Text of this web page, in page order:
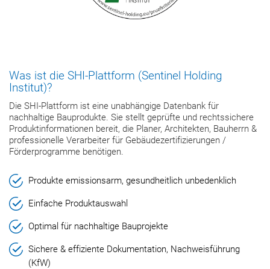
Was ist die SHI-Plattform (Sentinel Holding
Institut)?
Die SHI-Plattform ist eine unabhängige Datenbank für
nachhaltige Bauprodukte. Sie stellt geprüfte und rechtssichere
Produktinformationen bereit, die Planer, Architekten, Bauherrn &
professionelle Verarbeiter für Gebäudezertifizierungen /
Förderprogramme benötigen.
Produkte emissionsarm, gesundheitlich unbedenklich
Einfache Produktauswahl
Optimal für nachhaltige Bauprojekte
Sichere & effiziente Dokumentation, Nachweisführung
(KfW)